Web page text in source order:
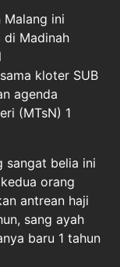
Malang ini
di Madinah
kloter SUB
agenda
(MTsN) 1
sangat belia ini
orang
antrean haji
sang ayah
baru 1 tahun